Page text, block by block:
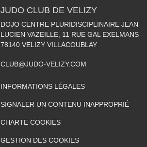
JUDO CLUB DE VELIZY
DOJO CENTRE PLURIDISCIPLINAIRE JEAN-
LUCIEN VAZEILLE, 11 RUE GAL EXELMANS
78140 VELIZY VILLACOUBLAY
CLUB@JUDO-VELIZY.COM
INFORMATIONS LÉGALES
SIGNALER UN CONTENU INAPPROPRIÉ
CHARTE COOKIES
GESTION DES COOKIES